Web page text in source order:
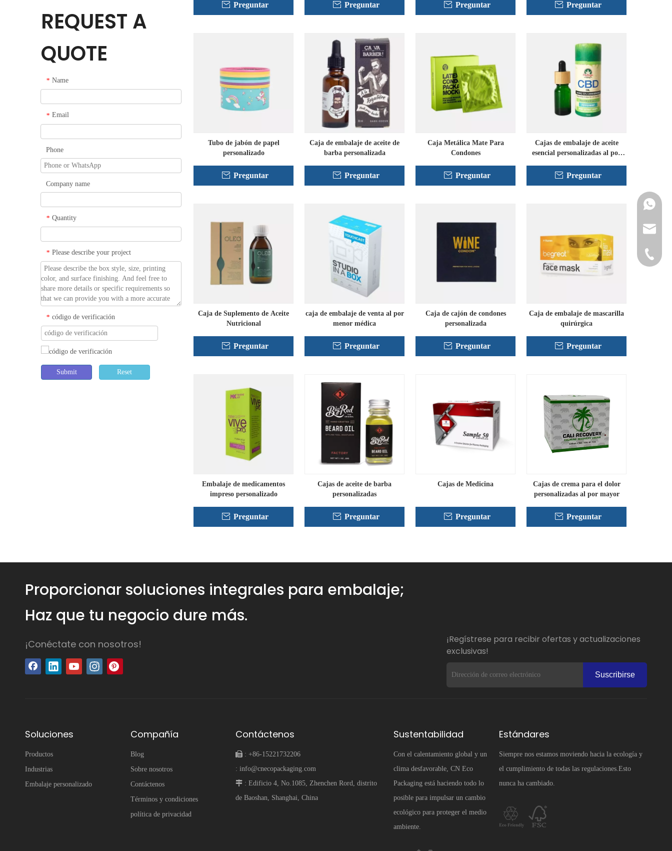
REQUEST A
QUOTE
* Name
* Email
Phone
Company name
* Quantity
* Please describe your project
* código de verificación
Submit Reset
Preguntar Preguntar Preguntar Preguntar
Tubo de jabón de papel
personalizado
Preguntar
Caja de embalaje de aceite de
barba personalizada
Preguntar
Caja Metálica Mate Para
Condones
Preguntar
Cajas de embalaje de aceite
esencial personalizadas al por
Preguntar
Caja de Suplemento de Aceite
Nutricional
Preguntar
caja de embalaje de venta al por
menor médica
Preguntar
Caja de cajón de condones
personalizada
Preguntar
Caja de embalaje de mascarilla
quirúrgica
Preguntar
Embalaje de medicamentos
impreso personalizado
Preguntar
Cajas de aceite de barba
personalizadas
Preguntar
Cajas de Medicina
Preguntar
Cajas de crema para el dolor
personalizadas al por mayor
Preguntar
Proporcionar soluciones integrales para embalaje;
Haz que tu negocio dure más.
¡Conéctate con nosotros!
¡Regístrese para recibir ofertas y actualizaciones
exclusivas!
Suscribirse
Soluciones
Productos
Industrias
Embalaje personalizado
Compañía
Blog
Sobre nosotros
Contáctenos
Términos y condiciones
política de privacidad
Contáctenos
 : +86-15221732206
: info@cnecopackaging.com
 : Edificio 4, No.1085, Zhenchen Rord, distrito
de Baoshan, Shanghai, China
+86-
Sustentabilidad
Con el calentamiento global y un
clima desfavorable, CN Eco
Packaging está haciendo todo lo
posible para impulsar un cambio
ecológico para proteger el medio
ambiente.
Estándares
Siempre nos estamos moviendo hacia la ecología y
el cumplimiento de todas las regulaciones.Esto
nunca ha cambiado.